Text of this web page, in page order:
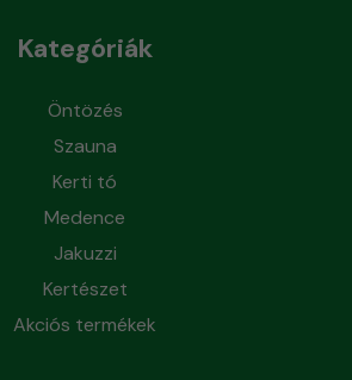
Kategóriák
Öntözés
Szauna
Kerti tó
Medence
Jakuzzi
Kertészet
Akciós termékek